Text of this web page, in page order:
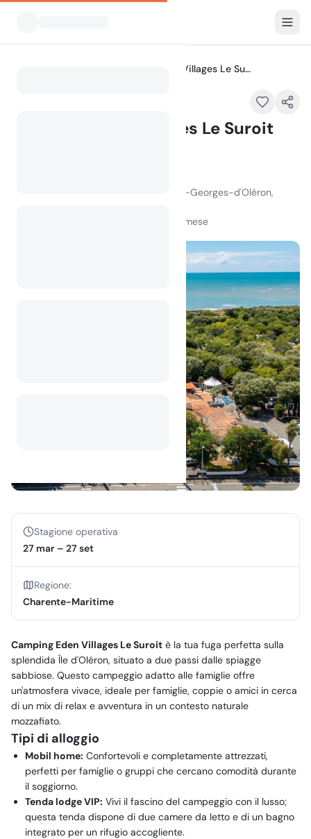
Camping Eden Villages Le Suroit Oléron
Camping Eden Villages Le Suroit
1720 Rue de Ponthezière, 17190 Saint-Georges-d'Oléron,
visualizzazioni nell'ultimo mese
Stagione operativa
27 mar – 27 set
Regione:
Charente-Maritime
Camping Eden Villages Le Suroit è la tua fuga perfetta sulla
splendida Île d'Oléron, situato a due passi dalle spiagge
sabbiose. Questo campeggio adatto alle famiglie offre
un'atmosfera vivace, ideale per famiglie, coppie o amici in cerca
di un mix di relax e avventura in un contesto naturale
mozzafiato.
Tipi di alloggio
Mobil home: Confortevoli e completamente attrezzati,
perfetti per famiglie o gruppi che cercano comodità durante
il soggiorno.
Tenda lodge VIP: Vivi il fascino del campeggio con il lusso;
questa tenda dispone di due camere da letto e di un bagno
integrato per un rifugio accogliente.